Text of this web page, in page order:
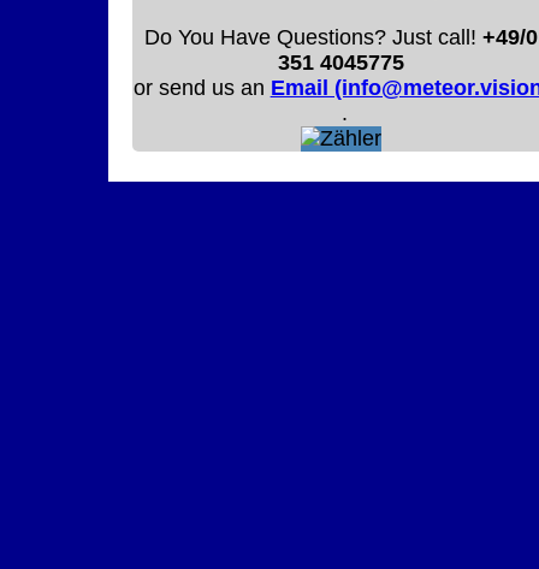
Do You Have Questions? Just call!+49/0
351 4045775
or send us an Email
.